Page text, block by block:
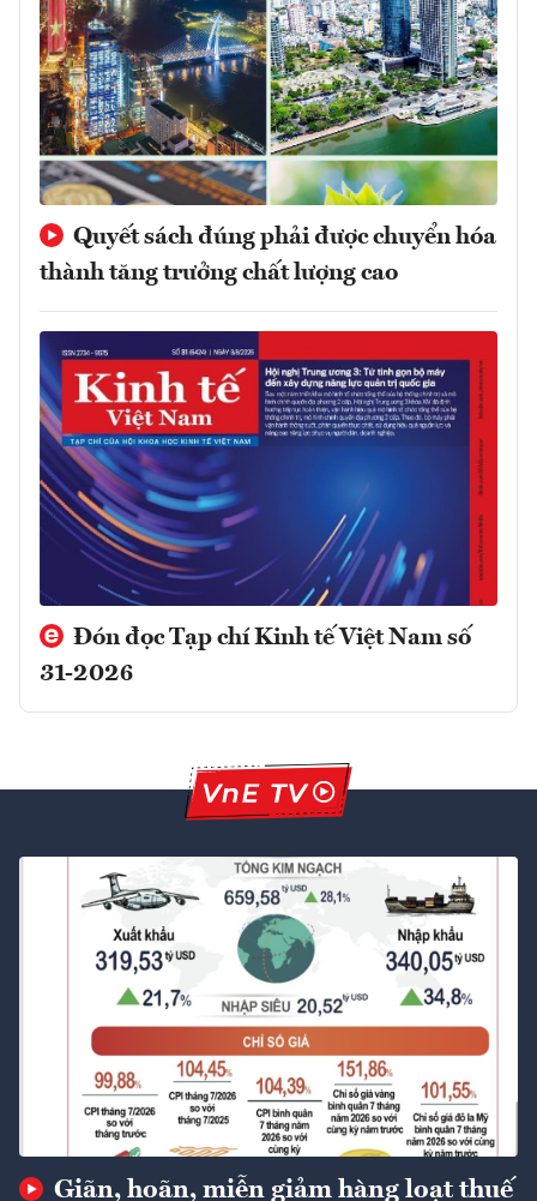
Quyết sách đúng phải được chuyển hóa
thành tăng trưởng chất lượng cao
Đón đọc Tạp chí Kinh tế Việt Nam số
31-2026
Giãn, hoãn, miễn giảm hàng loạt thuế